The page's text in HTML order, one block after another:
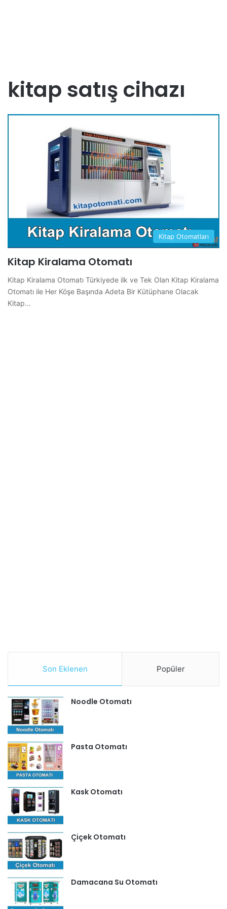
kitap satış cihazı
Kitap Otomatları
Kitap Kiralama Otomatı
Kitap Kiralama Otomatı Türkiyede ilk ve Tek Olan Kitap Kiralama
Otomatı ile Her Köşe Başında Adeta Bir Kütüphane Olacak
Kitap…
Son Eklenen Popüler
Noodle Otomatı
Pasta Otomatı
Kask Otomatı
Çiçek Otomatı
Damacana Su Otomatı